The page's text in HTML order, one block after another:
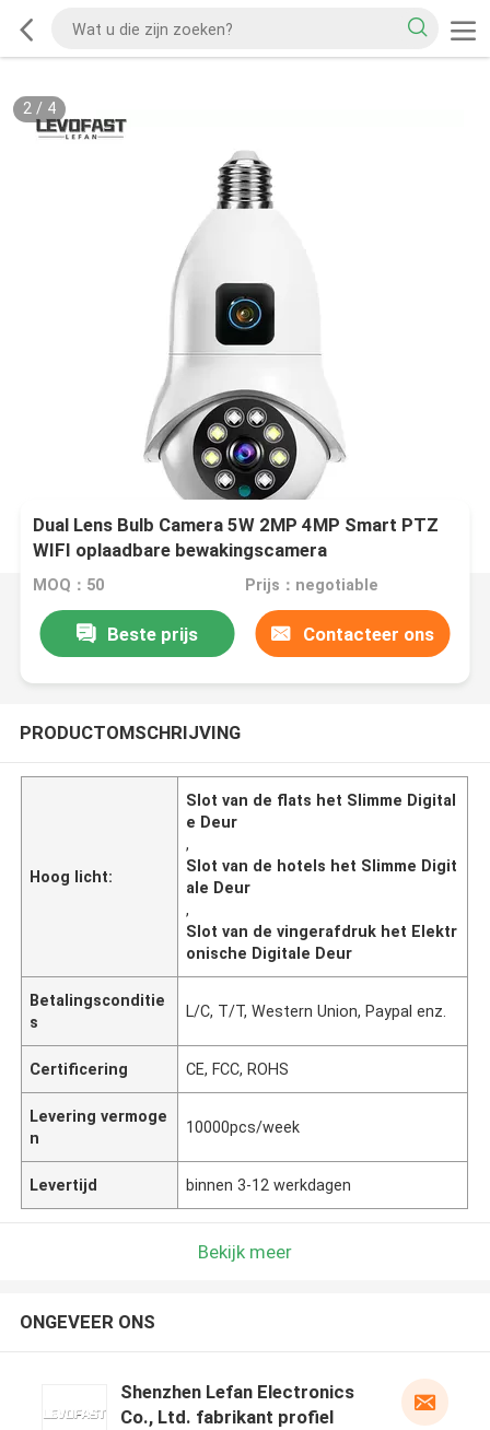
2/ 4
Dual Lens Bulb Camera 5W 2MP 4MP Smart PTZ
WIFI oplaadbare bewakingscamera
MOQ：50 Prijs：negotiable
Beste prijs Contacteer ons
PRODUCTOMSCHRIJVING
Hoog licht:
Slot van de flats het Slimme Digital
e Deur
,
Slot van de hotels het Slimme Digit
ale Deur
,
Slot van de vingerafdruk het Elektr
onische Digitale Deur
Betalingsconditie
s
L/C, T/T, Western Union, Paypal enz.
Certificering CE, FCC, ROHS
Levering vermoge
n
10000pcs/week
Levertijd binnen 3-12 werkdagen
Bekijk meer
ONGEVEER ONS
Shenzhen Lefan Electronics
Co., Ltd. fabrikant profiel